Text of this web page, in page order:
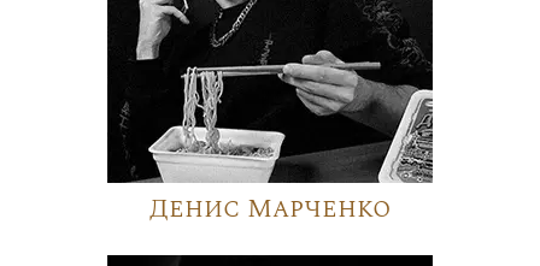
Денис Марченко